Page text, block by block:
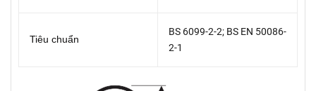
Tiêu chuẩn
BS 6099-2-2; BS EN 50086-
2-1